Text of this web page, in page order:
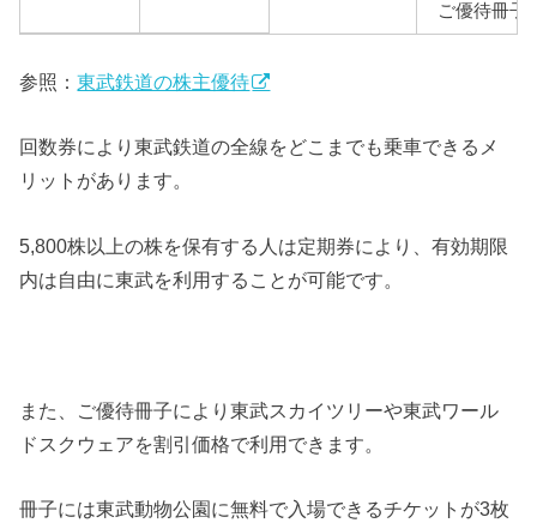
ご優待冊子
参照：東武鉄道の株主優待
回数券により東武鉄道の全線をどこまでも乗車できるメ
リットがあります。
5,800株以上の株を保有する人は定期券により、有効期限
内は自由に東武を利用することが可能です。
また、ご優待冊子により東武スカイツリーや東武ワール
ドスクウェアを割引価格で利用できます。
冊子には東武動物公園に無料で入場できるチケットが3枚